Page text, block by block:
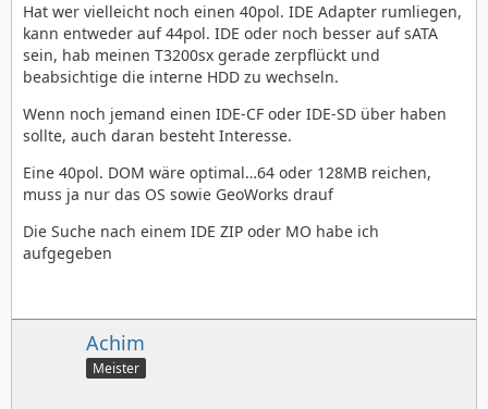
Hat wer vielleicht noch einen 40pol. IDE Adapter rumliegen,
kann entweder auf 44pol. IDE oder noch besser auf sATA
sein, hab meinen T3200sx gerade zerpflückt und
beabsichtige die interne HDD zu wechseln.
Wenn noch jemand einen IDE-CF oder IDE-SD über haben
sollte, auch daran besteht Interesse.
Eine 40pol. DOM wäre optimal…64 oder 128MB reichen,
muss ja nur das OS sowie GeoWorks drauf
Die Suche nach einem IDE ZIP oder MO habe ich
aufgegeben
Achim
Meister